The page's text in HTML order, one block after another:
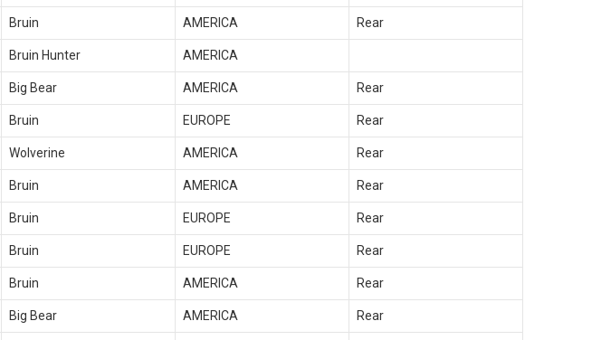
Bruin AMERICA Rear
Bruin Hunter AMERICA
Big Bear AMERICA Rear
Bruin EUROPE Rear
Wolverine AMERICA Rear
Bruin AMERICA Rear
Bruin EUROPE Rear
Bruin EUROPE Rear
Bruin AMERICA Rear
Big Bear AMERICA Rear